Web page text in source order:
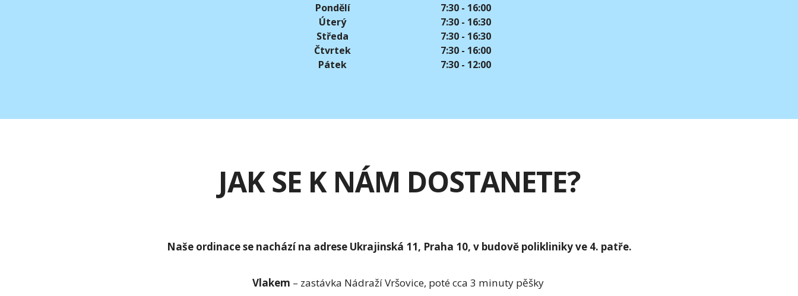
Pondělí
Úterý
Středa
Čtvrtek
Pátek
7:30 - 16:00
7:30 - 16:30
7:30 - 16:30
7:30 - 16:00
7:30 - 12:00
JAK SE K NÁM DOSTANETE?
Naše ordinace se nachází na adrese Ukrajinská 11, Praha 10, v budově polikliniky ve 4. patře.
Vlakem – zastávka Nádraží Vršovice, poté cca 3 minuty pěšky